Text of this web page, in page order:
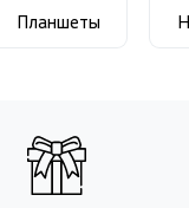
Планшеты